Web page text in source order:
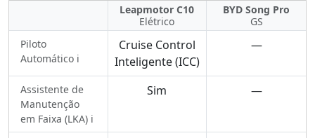
Leapmotor C10
Elétrico
BYD Song Pro
GS
Piloto
Automático ℹ️
Cruise Control
Inteligente (ICC)
—
Assistente de
Manutenção
em Faixa (LKA) ℹ️
Sim —